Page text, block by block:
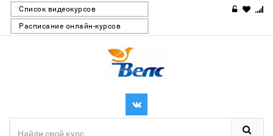
Список видеокурсов
Расписание онлайн-курсов